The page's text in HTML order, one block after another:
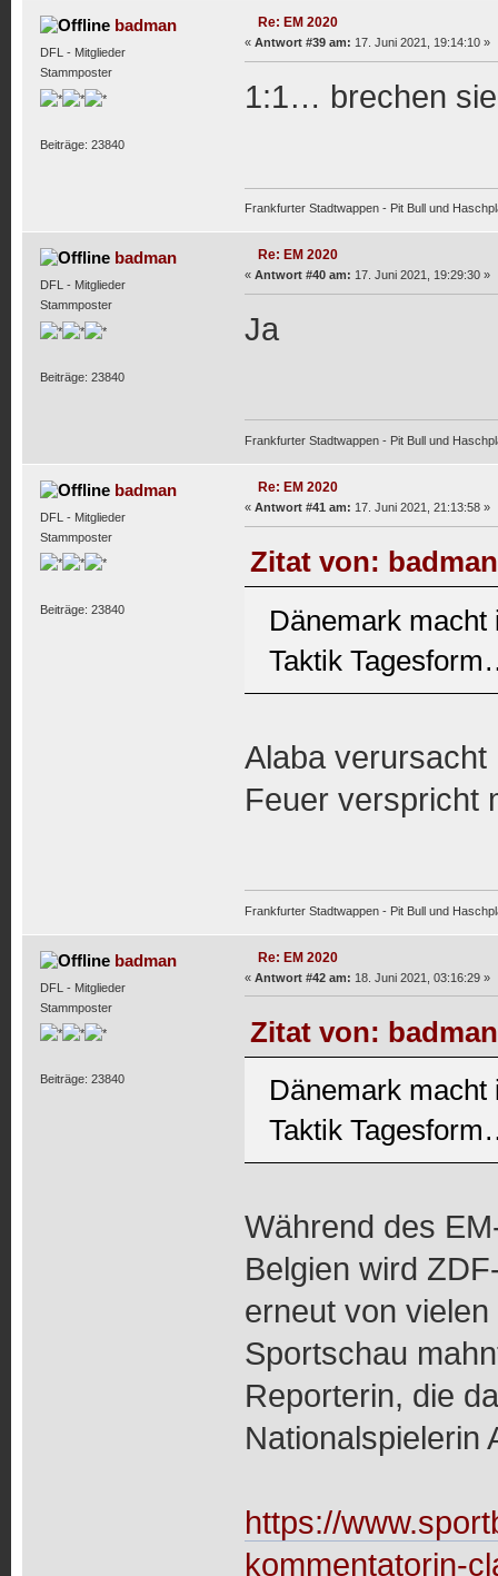
badman
DFL - Mitglieder
Stammposter
Beiträge: 23840
Re: EM 2020
« Antwort #39 am: 17. Juni 2021, 19:14:10 »
1:1… brechen
Frankfurter Stadtwappen - Pit Bull und
badman
DFL - Mitglieder
Stammposter
Beiträge: 23840
Re: EM 2020
« Antwort #40 am: 17. Juni 2021, 19:29:30 »
Ja
Frankfurter Stadtwappen - Pit Bull und
badman
DFL - Mitglieder
Stammposter
Beiträge: 23840
Re: EM 2020
« Antwort #41 am: 17. Juni 2021, 21:13:58 »
Zitat von:
Dänemark
Taktik
Alaba
Feuer verspricht
Frankfurter Stadtwappen - Pit Bull und
badman
DFL - Mitglieder
Stammposter
Beiträge: 23840
Re: EM 2020
« Antwort #42 am: 18. Juni 2021, 03:16:29 »
Zitat von:
Dänemark
Taktik
Während des
Belgien wird
erneut von
Sportschau
Reporterin, die
Nationalspielerin
https://
kommentatorin-